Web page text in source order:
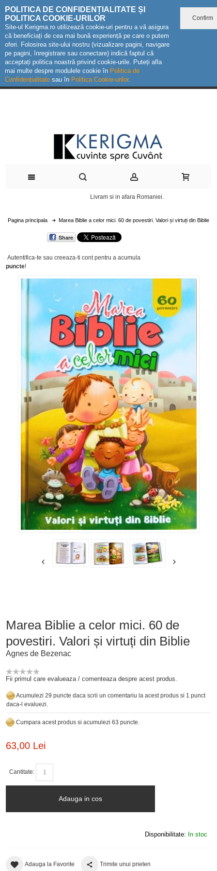
POLITICA DE CONFIDENȚIALITATE ȘI
POLITICA COOKIE-URILOR
Site-ul Kerigma.ro utilizează cookie-uri pentru a vă asigura
că beneficiați de cea mai bună experiență pe care o putem
oferi. Folosirea site-ului nostru (vizualizare pagini, navigare
pe pagini, înregistrare sau conectare) indică faptul că
acceptați politica noastră privind cookie-urile. Puteți afla
mai multe despre modulele cookie în Politica de
Confidențialitate sau în Politica Cookie-urilor.
Confirm
Livram si in afara Romaniei.
Pagina principala Marea Biblie a celor mici. 60 de povestiri. Valori și virtuți din Biblie
Share
Autentifica-te sau creeaza-ti contpentru a acumula
puncte!
Marea Biblie a celor mici. 60 de
povestiri. Valori și virtuți din Biblie
Agnes de Bezenac
Fii primul care evalueaza / comenteaza despre acest produs.
Acumulezi 29 puncte daca scrii un comentariu la acest produs si 1 punct
daca-l evaluezi.
Cumpara acest produs si acumulezi 63 puncte.
63,00 Lei
Cantitate:
Adauga in cos
Disponibilitate: In stoc
Adauga la Favorite Trimite unui prieten